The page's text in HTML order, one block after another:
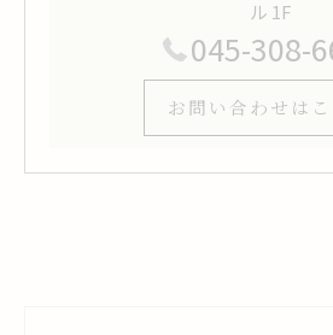
ル 1F
045-308-
お問い合わせはこ